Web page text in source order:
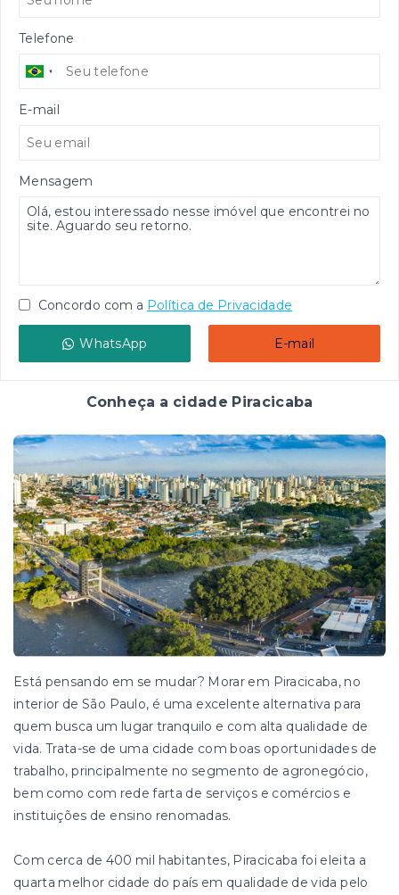
Telefone
E-mail
Mensagem
Concordo com a Política de Privacidade
WhatsApp E-mail
Conheça a cidade Piracicaba
Está pensando em se mudar? Morar em Piracicaba, no
interior de São Paulo, é uma excelente alternativa para
quem busca um lugar tranquilo e com alta qualidade de
vida. Trata-se de uma cidade com boas oportunidades de
trabalho, principalmente no segmento de agronegócio,
bem como com rede farta de serviços e comércios e
instituições de ensino renomadas.
Com cerca de 400 mil habitantes, Piracicaba foi eleita a
quarta melhor cidade do país em qualidade de vida pelo